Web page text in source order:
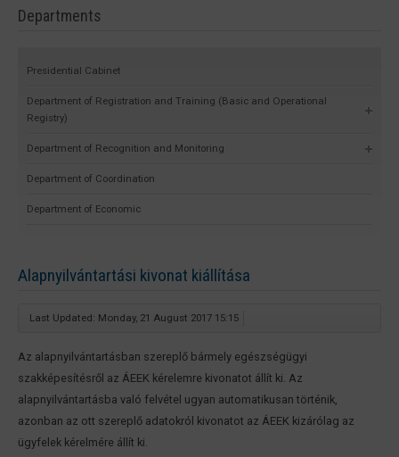
Departments
Presidential Cabinet
Department of Registration and Training (Basic and Operational
Registry)
Department of Recognition and Monitoring
Department of Coordination
Department of Economic
Alapnyilvántartási kivonat kiállítása
Last Updated: Monday, 21 August 2017 15:15
Az alapnyilvántartásban szereplő bármely egészségügyi
szakképesítésről az ÁEEK kérelemre kivonatot állít ki. Az
alapnyilvántartásba való felvétel ugyan automatikusan történik,
azonban az ott szereplő adatokról kivonatot az ÁEEK kizárólag az
ügyfelek kérelmére állít ki.